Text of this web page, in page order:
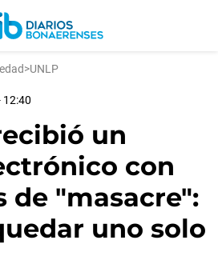
>UNLP
12:40
un
con
de "masacre":
uno solo